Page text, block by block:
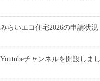
みらいエコ住宅2026の申請状況
Youtubeチャンネルを開設しまし